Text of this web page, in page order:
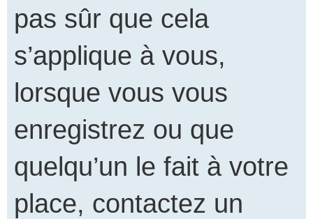
pas sûr que cela
s’applique à vous,
lorsque vous vous
enregistrez ou que
quelqu’un le fait à votre
place, contactez un